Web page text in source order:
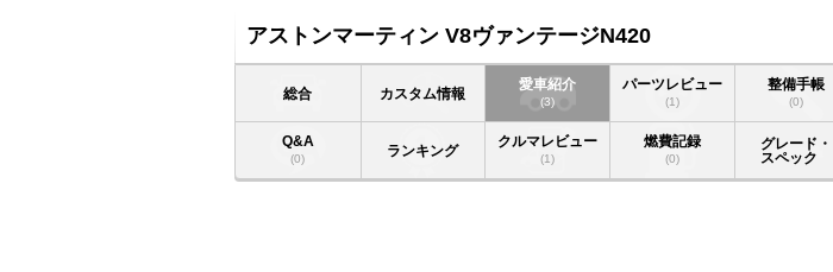
アストンマーティン V8ヴァンテージN420
総合 カスタム情報
愛車紹介
(3)
パーツレビュー
(1)
整備手帳
(0)
Q&A
(0) ランキング
クルマレビュー
(1)
燃費記録
(0)
グレード・
スペック